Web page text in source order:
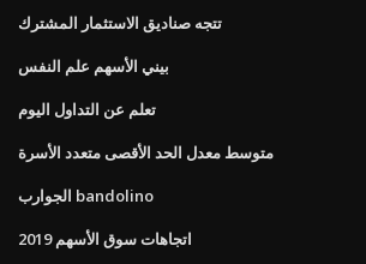
تتجه صناديق الاستثمار المشترك
بيني الأسهم علم النفس
تعلم عن التداول اليوم
متوسط ​​معدل الحد الأقصى متعدد الأسرة
الجوارب bandolino
اتجاهات سوق الأسهم 2019